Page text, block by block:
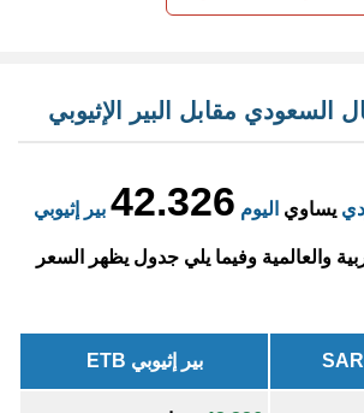
مقابل البير الإثيوبي
يساوي اليوم 42.326 بير إثيوبي
والعالمية وفيما يلي جدول يظهر السعر
بير إثيوبي ETB